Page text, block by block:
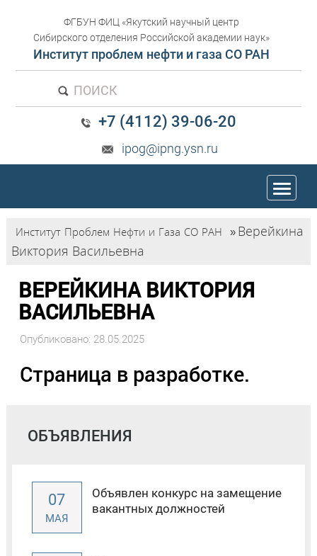
ФГБУН ФИЦ «Якутский научный центр
Сибирского отделения Российской академии наук»
Институт проблем нефти и газа СО РАН
ПОИСК
+7 (4112) 39-06-20
ipog@ipng.ysn.ru
trk
Институт Проблем Нефти и Газа СО РАН »Верейкина
Виктория Васильевна
ВЕРЕЙКИНА ВИКТОРИЯ
ВАСИЛЬЕВНА
Опубликовано: 28.05.2025
Страница в разработке.
ОБЪЯВЛЕНИЯ
07
МАЯ
Объявлен конкурс на замещение
вакантных должностей